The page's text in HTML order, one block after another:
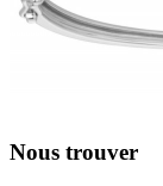
Nous trouver